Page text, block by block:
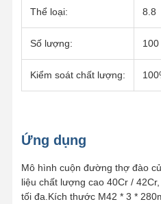
Thể loại: 8.8
Số lượng: 100
Kiểm soát chất lượng:
Ứng dụng
Mô hình cuộn đường thợ đào
liệu chất lượng cao 40Cr /
tối đa.Kích thước M42 * 3 *